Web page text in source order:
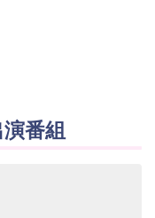
番組